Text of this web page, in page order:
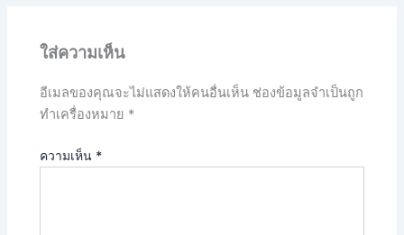
ใส่ความเห็น
อีเมลของคุณจะไม่แสดงให้คนอื่นเห็น ช่องข้อมูลจำเป็นถูก
ทำเครื่องหมาย *
ความเห็น *